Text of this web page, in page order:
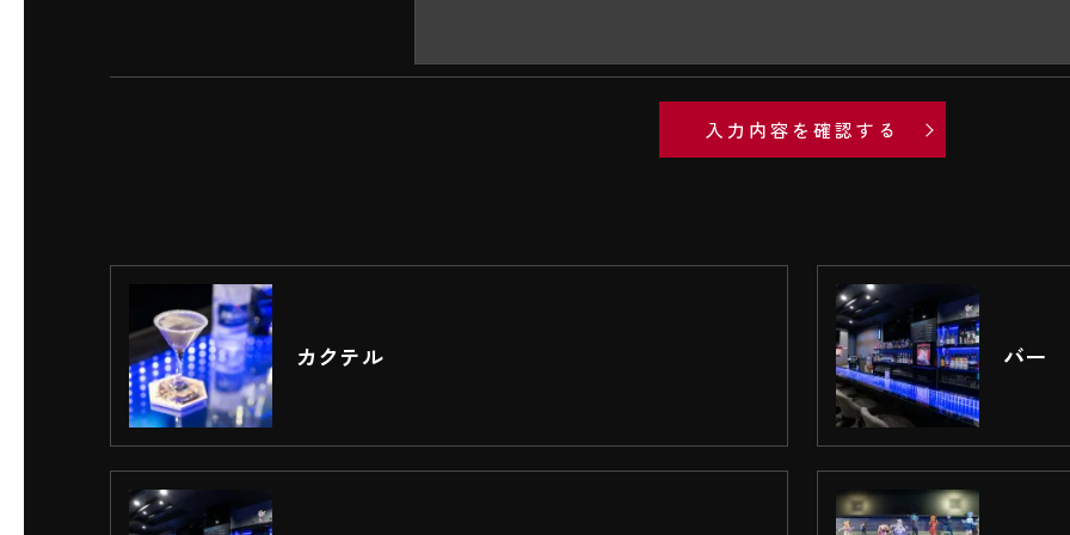
＜個人情報の開示･訂正・削除･利用停止の手続について＞
当社では、お客様の個人情報の開示･訂正･削除・利用停止の手続を定めさせて頂いております。
カクテル バー